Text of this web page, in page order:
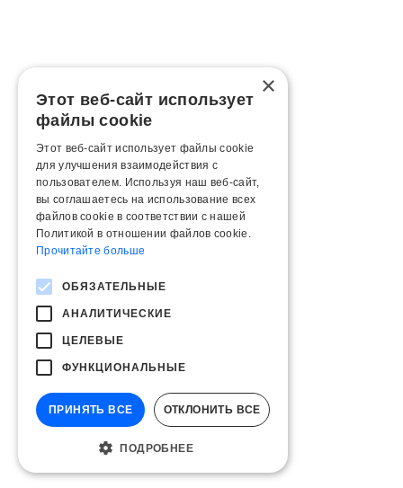
×
Этот веб-сайт использует
файлы cookie
Этот веб-сайт использует файлы cookie
для улучшения взаимодействия с
пользователем. Используя наш веб-сайт,
вы соглашаетесь на использование всех
файлов cookie в соответствии с нашей
Политикой в ​​отношении файлов cookie.
Прочитайте больше
ОБЯЗАТЕЛЬНЫЕ
АНАЛИТИЧЕСКИЕ
ЦЕЛЕВЫЕ
ФУНКЦИОНАЛЬНЫЕ
ПРИНЯТЬ ВСЕ ОТКЛОНИТЬ ВСЕ
ПОДРОБНЕЕ